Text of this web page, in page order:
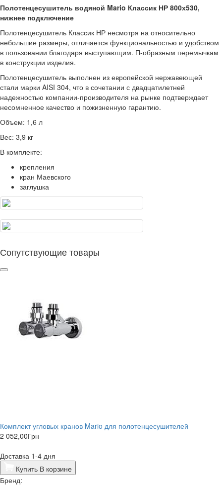
Полотенцесушитель водяной Mario Классик НР 800х530,
нижнее подключение
Полотенцесушитель Классик НР несмотря на относительно
небольшие размеры, отличается функциональностью и удобством
в пользовании благодаря выступающим. П-образным перемычкам
в конструкции изделия.
Полотенцесушитель выполнен из европейской нержавеющей
стали марки AISI 304, что в сочетании с двадцатилетней
надежностью компании-производителя на рынке подтверждает
несомненное качество и пожизненную гарантию.
Объем: 1,6 л
Вес: 3,9 кг
В комплекте:
крепления
кран Маевского
заглушка
Сопутствующие товары
Комплект угловых кранов Mario для полотенцесушителей
2 052,00Грн
Доставка 1-4 дня
Купить В корзине
Бренд: